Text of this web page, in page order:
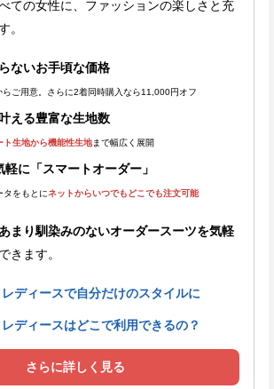
ての女性に、ファッションの楽しさと充
。
ないお手頃な価格
らご用意。さらに2着同時購入なら11,000円オフ
える豊富な生地数
ト生地から機能性生地まで幅広く展開
に「スマートオーダー」
をもとにネットからいつでもどこでも注文可能
まり馴染みのないオーダースーツを気軽
きます。
レディースで自分だけのスタイルに
レディースはどこで利用できるの？
さらに詳しく見る